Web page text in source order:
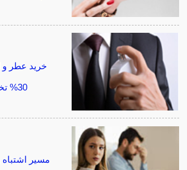
خرید عطر و
30% تخفیف از روژا
مسیر اشتباه